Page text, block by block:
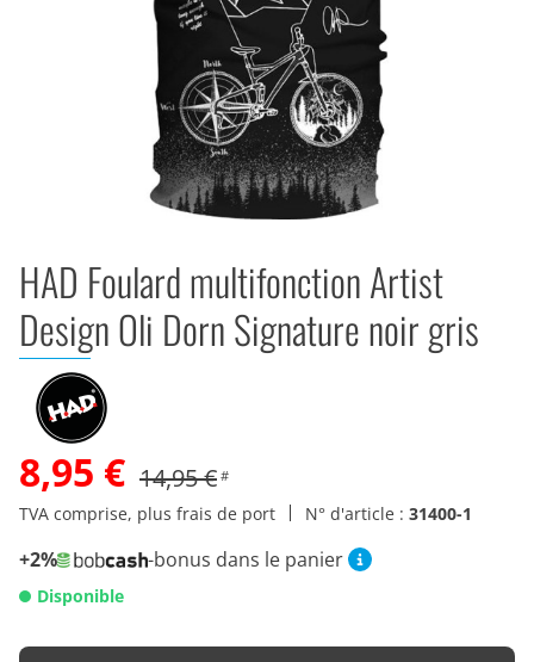
HAD Foulard multifonction Artist
Design Oli Dorn Signature noir gris
8,95 € 14,95 € #
TVA comprise, plus frais de port N° d'article : 31400-1
+2% -bonus dans le panier
Disponible